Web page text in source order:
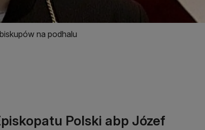
na podhalu
Polski abp Józef